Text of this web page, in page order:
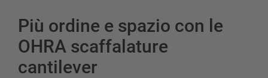
Più ordine e spazio con le
OHRA scaffalature
cantilever